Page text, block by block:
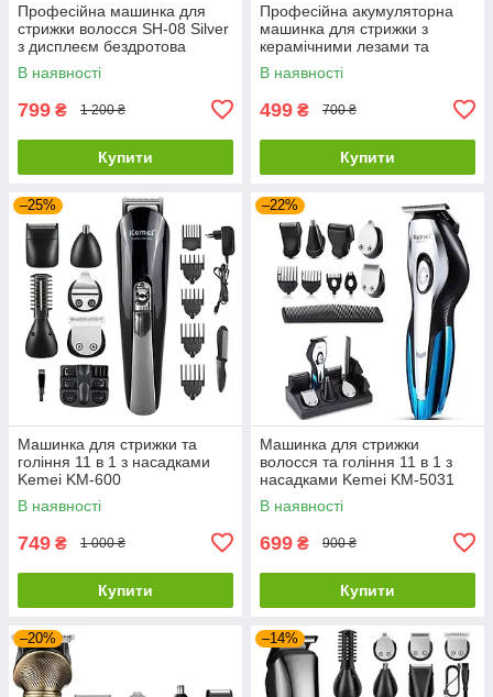
Професійна машинка для
стрижки волосся SH-08 Silver
з дисплеєм бездротова
металева
В наявності
799 ₴ 1 200 ₴
Купити
Професійна акумуляторна
машинка для стрижки з
керамічними лезами та
набором аксесуарів
В наявності
499 ₴ 700 ₴
Купити
–25%
Машинка для стрижки та
гоління 11 в 1 з насадками
Kemei KM-600
В наявності
749 ₴ 1 000 ₴
Купити
–22%
Машинка для стрижки
волосся та гоління 11 в 1 з
насадками Kemei KM-5031
В наявності
699 ₴ 900 ₴
Купити
–20% –14%